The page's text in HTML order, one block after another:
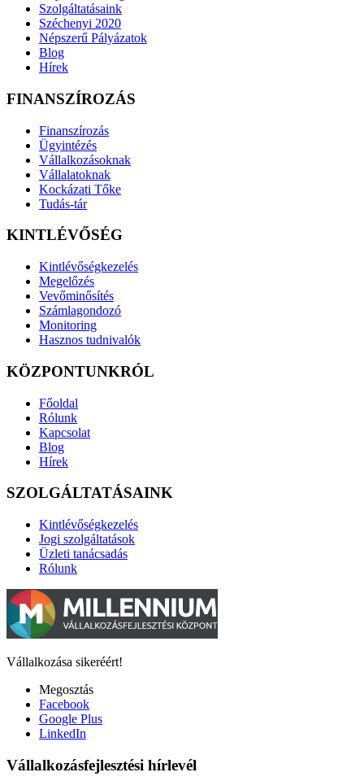
Szolgáltatásaink
Széchenyi 2020
Népszerű Pályázatok
Blog
Hírek
FINANSZÍROZÁS
Finanszírozás
Ügyintézés
Vállalkozásoknak
Vállalatoknak
Kockázati Tőke
Tudás-tár
KINTLÉVŐSÉG
Kintlévőségkezelés
Megelőzés
Vevőminősítés
Számlagondozó
Monitoring
Hasznos tudnivalók
KÖZPONTUNKRÓL
Főoldal
Rólunk
Kapcsolat
Blog
Hírek
SZOLGÁLTATÁSAINK
Kintlévőségkezelés
Jogi szolgáltatások
Üzleti tanácsadás
Rólunk
Vállalkozása sikeréért!
Megosztás
Facebook
Google Plus
LinkedIn
Vállalkozásfejlesztési hírlevél